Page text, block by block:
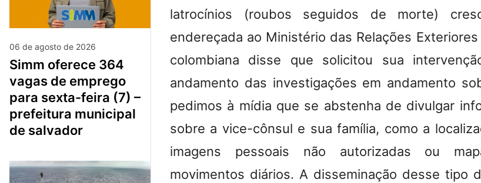
06 de agosto de 2026
simm oferece 364
vagas de emprego
para sexta-feira (7) –
prefeitura municipal
de salvador
latrocínios (roubos seguidos de morte)
endereçada ao Ministério das Relações
colombiana disse que solicitou sua
andamento das investigações em andamento
pedimos à mídia que se abstenha de divulgar
sobre a vice-cônsul e sua família, como a
imagens pessoais não autorizadas ou
movimentos diários. A disseminação desse tipo